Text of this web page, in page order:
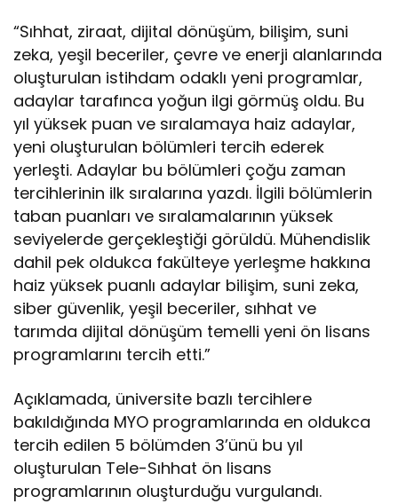
l
“Sıhhat, ziraat, dijital dönüşüm, bilişim, suni
zeka, yeşil beceriler, çevre ve enerji alanlarında
oluşturulan istihdam odaklı yeni programlar,
adaylar tarafınca yoğun ilgi görmüş oldu. Bu
yıl yüksek puan ve sıralamaya haiz adaylar,
yeni oluşturulan bölümleri tercih ederek
yerleşti. Adaylar bu bölümleri çoğu zaman
tercihlerinin ilk sıralarına yazdı. İlgili bölümlerin
taban puanları ve sıralamalarının yüksek
seviyelerde gerçekleştiği görüldü. Mühendislik
dahil pek oldukca fakülteye yerleşme hakkına
haiz yüksek puanlı adaylar bilişim, suni zeka,
siber güvenlik, yeşil beceriler, sıhhat ve
tarımda dijital dönüşüm temelli yeni ön lisans
programlarını tercih etti.”
Açıklamada, üniversite bazlı tercihlere
bakıldığında MYO programlarında en oldukca
tercih edilen 5 bölümden 3’ünü bu yıl
oluşturulan Tele-Sıhhat ön lisans
programlarının oluşturduğu vurgulandı.